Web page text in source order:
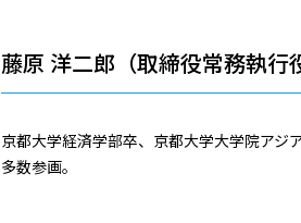
藤原 洋二郎（取締役常務執行
京都大学経済学部卒、京都大学大学院アジ
多数参画。